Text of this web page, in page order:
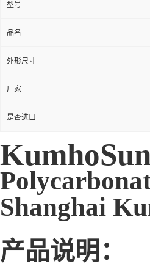
型号
品名
外形尺寸
厂家
是否进口
Shanghai
产品说明：